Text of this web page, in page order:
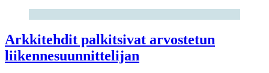
Arkkitehdit palkitsivat arvostetun
liikennesuunnittelijan